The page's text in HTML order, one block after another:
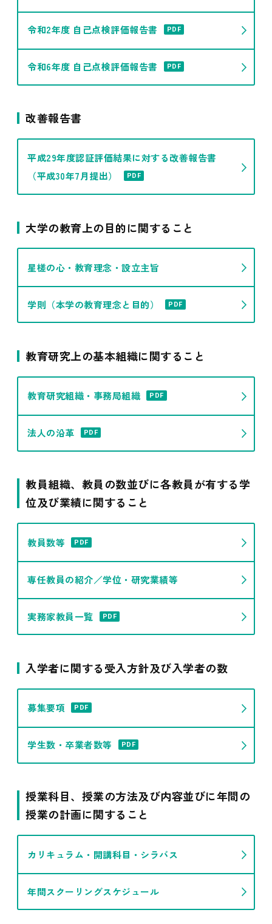
令和2年度 自己点検評価報告書 PDF
令和6年度 自己点検評価報告書 PDF
改善報告書
平成29年度認証評価結果に対する改善報告書
（平成30年7月提出）
PDF
大学の教育上の目的に関すること
星槎の心・教育理念・設立主旨
学則（本学の教育理念と目的） PDF
教育研究上の基本組織に関すること
教育研究組織・事務局組織 PDF
法人の沿革 PDF
教員組織、教員の数並びに各教員が有する学
位及び業績に関すること
教員数等 PDF
専任教員の紹介／学位・研究業績等
実務家教員一覧 PDF
入学者に関する受入方針及び入学者の数
募集要項 PDF
学生数・卒業者数等 PDF
授業科目、授業の方法及び内容並びに年間の
授業の計画に関すること
カリキュラム・開講科目・シラバス
年間スクーリングスケジュール